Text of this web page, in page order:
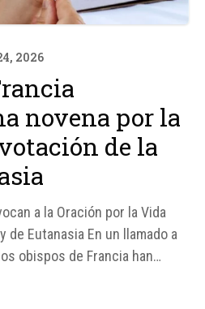
2026
novena por la
de la
a la Oración por la Vida
de Eutanasia En un llamado a
obispos de Francia han
debate en la Asamblea